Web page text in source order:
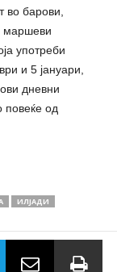
во барови,
маршеви
употреби
и 5 јануари,
дневни
повеќе од
ИЛЈАДИ